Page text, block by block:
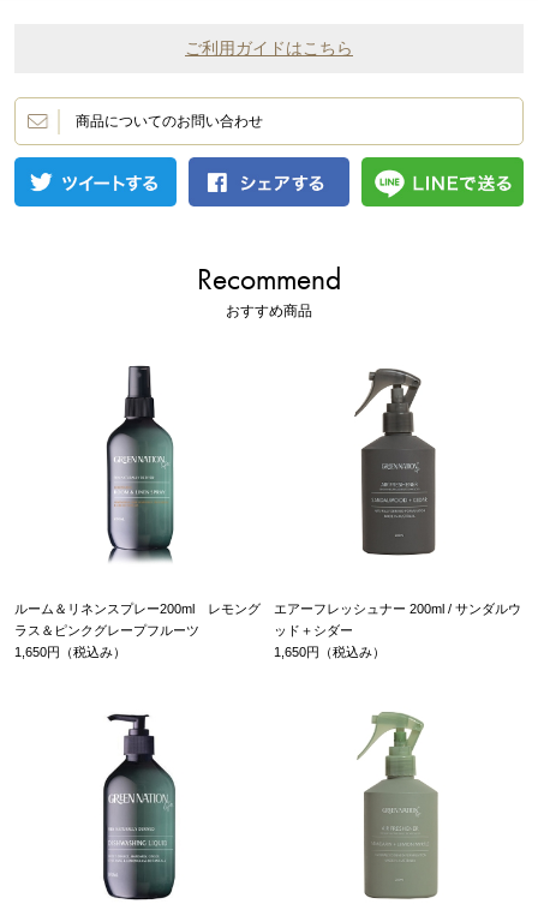
ご利用ガイドはこちら
商品についてのお問い合わせ
Recommend
おすすめ商品
ルーム＆リネンスプレー200ml レモング
ラス＆ピンクグレープフルーツ
1,650円（税込み）
エアーフレッシュナー 200ml / サンダルウ
ッド＋シダー
1,650円（税込み）